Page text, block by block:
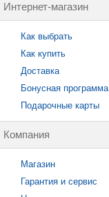
Интернет-магазин
Как выбрать
Как купить
Доставка
Бонусная программа
Подарочные карты
Компания
Магазин
Гарантия и сервис